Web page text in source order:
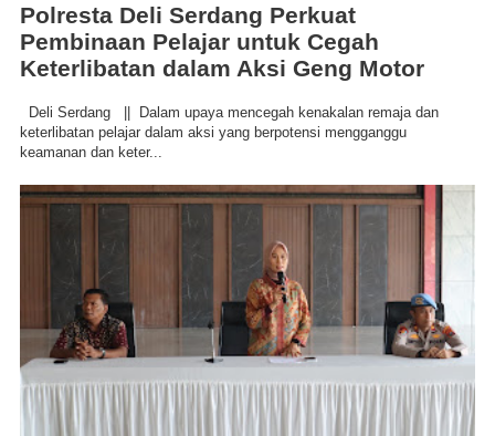
Polresta Deli Serdang Perkuat
Pembinaan Pelajar untuk Cegah
Keterlibatan dalam Aksi Geng Motor
Deli Serdang || Dalam upaya mencegah kenakalan remaja dan
keterlibatan pelajar dalam aksi yang berpotensi mengganggu
keamanan dan keter...